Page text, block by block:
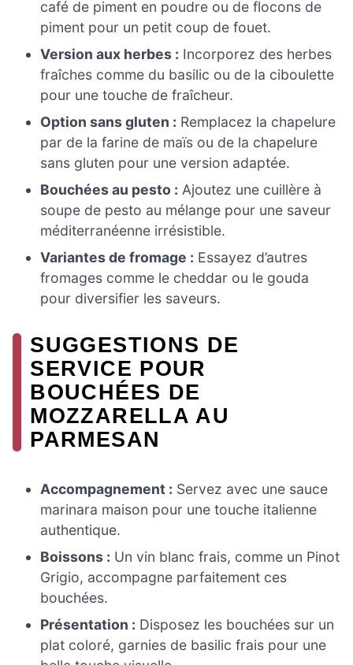
café de piment en poudre ou de flocons de
piment pour un petit coup de fouet.
Version aux herbes : Incorporez des herbes
fraîches comme du basilic ou de la ciboulette
pour une touche de fraîcheur.
Option sans gluten : Remplacez la chapelure
par de la farine de maïs ou de la chapelure
sans gluten pour une version adaptée.
Bouchées au pesto : Ajoutez une cuillère à
soupe de pesto au mélange pour une saveur
méditerranéenne irrésistible.
Variantes de fromage : Essayez d’autres
fromages comme le cheddar ou le gouda
pour diversifier les saveurs.
SUGGESTIONS DE
SERVICE POUR
BOUCHÉES DE
MOZZARELLA AU
PARMESAN
Accompagnement : Servez avec une sauce
marinara maison pour une touche italienne
authentique.
Boissons : Un vin blanc frais, comme un Pinot
Grigio, accompagne parfaitement ces
bouchées.
Présentation : Disposez les bouchées sur un
plat coloré, garnies de basilic frais pour une